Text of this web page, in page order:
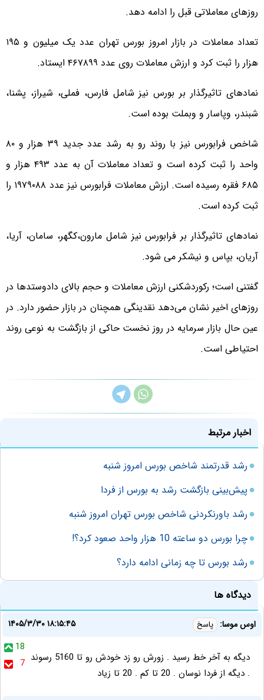
روزهای معاملاتی قبل را ادامه دهد.
تعداد معاملات در بازار امروز بورس تهران عدد یک میلیون و ۱۹۵
هزار را ثبت کرد و ارزش معاملات روی عدد ۴۶۷۸۹۹ ایستاد.
نمادهای تاثیرگذار بر بورس نیز شامل فارس، فملی، شیراز، پشنا،
شبندر، وپاسار و وبملت بوده است.
شاخص فرابورس نیز با روند رو به رشد عدد جدید ۳۹ هزار و ۸۰
واحد را ثبت کرده است و تعداد معاملات آن به عدد ۴۹۳ هزار و
۶۸۵ فقره رسیده است. ارزش معاملات فرابورس نیز عدد ۱۹۷۹۰۸۸ را
ثبت کرده است.
نمادهای تاثیرگذار بر فرابورس نیز شامل مارون،‌کگهر، سامان، آریا،
آریان، بپاس و نیشکر می شود.
گفتنی است؛ رکوردشکنی ارزش معاملات و حجم بالای دادوستدها در
روزهای اخیر نشان می‌دهد نقدینگی همچنان در بازار حضور دارد. در
عین حال بازار سرمایه در روز نخست حاکی از بازگشت به نوعی روند
احتیاطی است.
اخبار مرتبط
رشد قدرتمند شاخص بورس امروز شنبه
پیش‌بینی بازگشت رشد به بورس از فردا
رشد باورنکردنی شاخص بورس تهران امروز شنبه
چرا بورس دو ساعته 10 هزار واحد صعود کرد؟!
رشد بورس تا چه زمانی ادامه دارد؟
دیدگاه ها
اوس موسا: پاسخ
۱۴۰۵/۳/۳۰ ۱۸:۱۵:۴۵
18
7 دیگه به آخر خط رسید . زورش رو زد خودش رو تا 5160 رسوند
. دیگه از فردا نوسان . 20 تا کم . 20 تا زیاد